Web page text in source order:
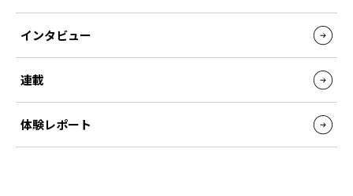
インタビュー
連載
体験レポート